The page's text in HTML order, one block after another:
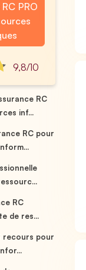
PRO
9,8/10
RC
inf...
RC pour
RC
de res...
recours pour